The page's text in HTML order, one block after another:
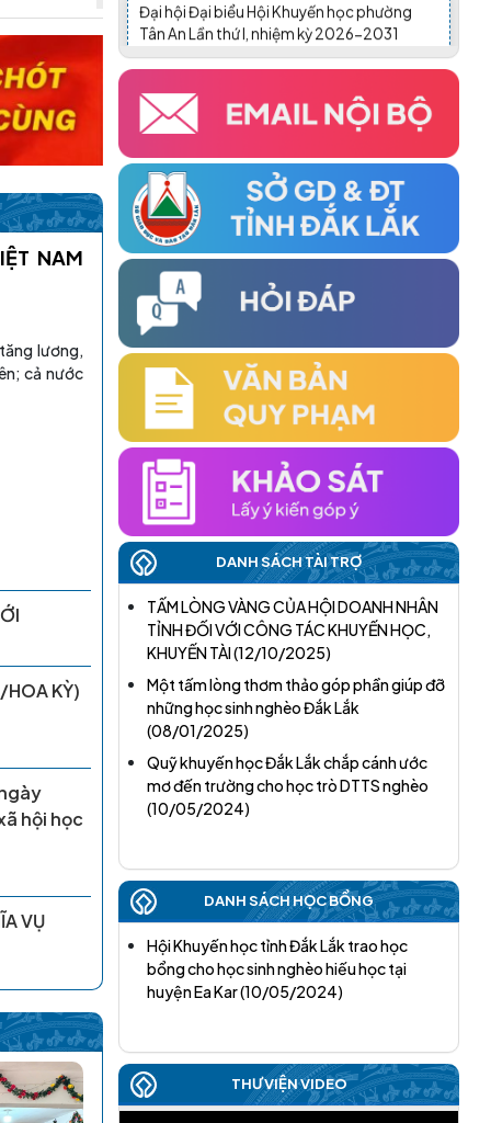
MÃI
XÃ
NAM
lương,
cả nước
HOA KỲ)
hội học
VỤ
(25/03/2026)
Đại hội Đại biểu Hội Khuyến học xã Ea Rốk
lần thứ nhất, nhiệm kỳ 2026-2031 thành
công tốt đẹp
(24/03/2026)
HỘI KHUYẾN HỌC TỈNH TỔ CHỨC HỘI
NGHỊ LẦN THỨ HAI VỀ CÔNG TÁC KHUYẾN
HỌC ĐẦU NĂM 2026 THÀNH CÔNG TỐT
ĐẸP
(19/03/2026)
TỔ CHỨC THÀNH CÔNG HỘI NGHỊ
KHUYẾN HỌC VÀ TRAO HỌC BỔNG ĐẦU
NĂM 2026 KHU VỰC PHÍA ĐÔNG TỈNH
(06/03/2026)
ĐẠI HỘI ĐẠI BIỂU HỘI KHUYẾN HỌC TỈNH
ĐẮK LẮK LẦN THỨ I, NHIỆM KỲ 2026 – 2031
ĐÃ THÀNH CÔNG RẤT TỐT ĐẸP
(22/06/2026)
THÁNG NĂM, NHIỀU HKH CẤP XÃ ĐÃ TỔ
CHỨC THÀNH CÔNG ĐẠI HỘI LẦN THỨ
NHẤT, NHIỆM KỲ 2026 - 2031
TIN NHANH ĐẠI HỘI ĐẠI BIỂU HỘI KHUYẾN
(24/04/2026)
THÀNH CÔNG TỐT ĐẸP
(09/04/2026)
NHÀ GIÁO HÀ NGỌC ĐÀO SUỐT ĐỜI HY
SINH, CỐNG HIẾN VÀ TẬN TỤY VỚI SỰ
NGHIỆP ‘TRÔNG NGƯỜI” ĐÃ ĐI XA MÃI
ĐẠI HỘI ĐẠI BIỂU HỘI KHUYẾN HỌC XÃ
HÒA MỸ LẦN THỨ I, NHIỆM KỲ 2026-2031
DANH SÁCH TÀI TRỢ
TẤM LÒNG VÀNG CỦA HỘI DOANH NHÂN
TỈNH ĐỐI VỚI CÔNG TÁC KHUYẾN HỌC,
KHUYẾN TÀI(12/10/2025)
Một tấm lòng thơm thảo góp phần giúp đỡ
những học sinh nghèo Đắk Lắk
(08/01/2025)
Quỹ khuyến học Đắk Lắk chắp cánh ước
mơ đến trường cho học trò DTTS nghèo
(10/05/2024)
DANH SÁCH HỌC BỔNG
Hội Khuyến học tỉnh Đắk Lắk trao học
bổng cho học sinh nghèo hiếu học tại
huyện Ea Kar(10/05/2024)
THƯ VIỆN VIDEO